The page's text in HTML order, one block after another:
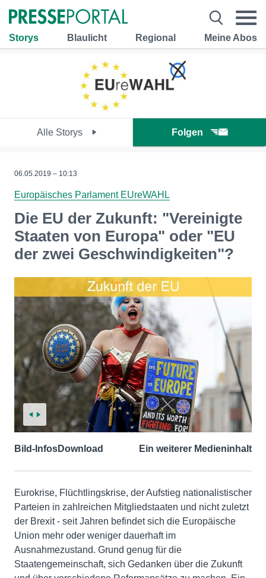
Storys Blaulicht Regional Meine Abos
Alle Storys Folgen
06.05.2019 – 10:13
Europäisches Parlament EUreWAHL
Die EU der Zukunft: "Vereinigte
Staaten von Europa" oder "EU
der zwei Geschwindigkeiten"?
Bild-InfosDownload Ein weiterer Medieninhalt
Eurokrise, Flüchtlingskrise, der Aufstieg nationalistischer
Parteien in zahlreichen Mitgliedstaaten und nicht zuletzt
der Brexit - seit Jahren befindet sich die Europäische
Union mehr oder weniger dauerhaft im
Ausnahmezustand. Grund genug für die
Staatengemeinschaft, sich Gedanken über die Zukunft